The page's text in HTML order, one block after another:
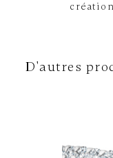
D'autres